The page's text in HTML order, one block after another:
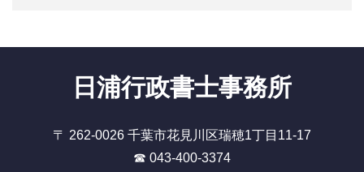
日浦行政書士事務所
〒 262-0026 千葉市花見川区瑞穂1丁目11-17
☎ 043-400-3374